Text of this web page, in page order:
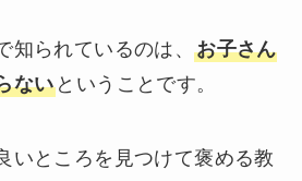
知られているのは、お子さん
ない ということです。
いところを見つけて褒める教